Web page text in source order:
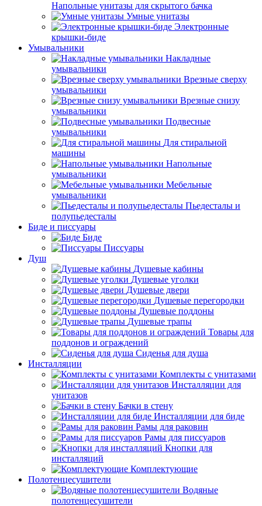
Напольные унитазы для скрытого бачка
Умные унитазы
Электронные
крышки-биде
Умывальники
Накладные
умывальники
Врезные сверху
умывальники
Врезные снизу
умывальники
Подвесные
умывальники
Для стиральной
машины
Напольные
умывальники
Мебельные
умывальники
Пьедесталы и
полупьедесталы
Биде и писсуары
Биде
Писсуары
Душ
Душевые кабины
Душевые уголки
Душевые двери
Душевые перегородки
Душевые поддоны
Душевые трапы
Товары для
поддонов и ограждений
Сиденья для душа
Инсталляции
Комплекты с унитазами
Инсталляции для
унитазов
Бачки в стену
Инсталляции для биде
Рамы для раковин
Рамы для писсуаров
Кнопки для
инсталляций
Комплектующие
Полотенцесушители
Водяные
полотенцесушители